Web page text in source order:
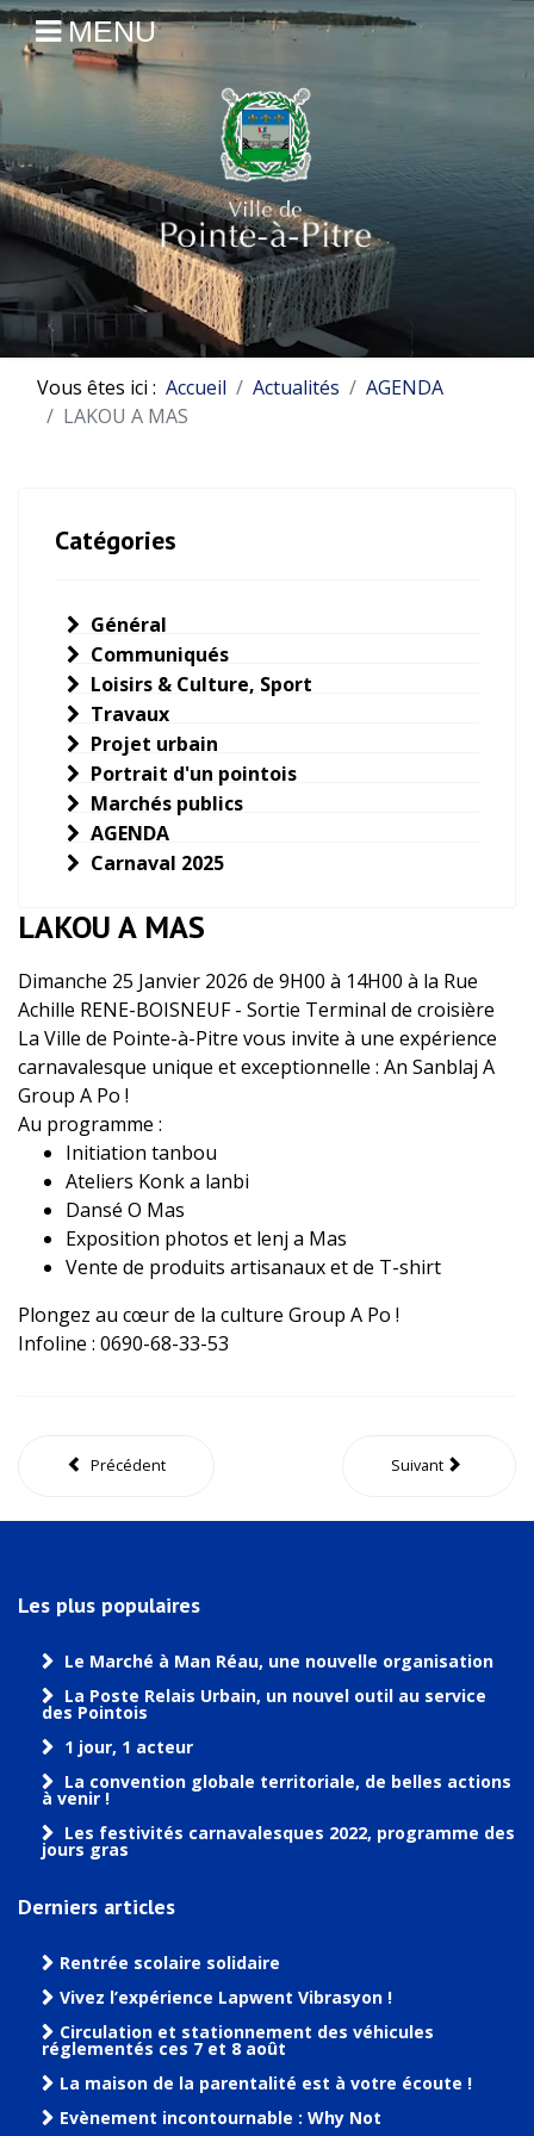
MENU
Vous êtes ici : Accueil Actualités
AGENDA
LAKOU A MAS
Catégories
Général
Communiqués
Loisirs & Culture, Sport
Travaux
Projet urbain
Portrait d'un pointois
Marchés publics
AGENDA
Carnaval 2025
LAKOU A MAS
Dimanche 25 Janvier 2026 de 9H00 à 14H00 à la Rue
Achille RENE-BOISNEUF - Sortie Terminal de croisière
La Ville de Pointe-à-Pitre vous invite à une expérience
carnavalesque unique et exceptionnelle : An Sanblaj A
Group A Po !
Au programme :
Initiation tanbou
Ateliers Konk a lanbi
Dansé O Mas
Exposition photos et lenj a Mas
Vente de produits artisanaux et de T-shirt
Plongez au cœur de la culture Group A Po !
Infoline : 0690-68-33-53
Précédent Suivant
Les plus populaires
Le Marché à Man Réau, une nouvelle organisation
La Poste Relais Urbain, un nouvel outil au service
des Pointois
1 jour, 1 acteur
La convention globale territoriale, de belles actions
à venir !
Les festivités carnavalesques 2022, programme des
jours gras
Derniers articles
Rentrée scolaire solidaire
Vivez l’expérience Lapwent Vibrasyon !
Circulation et stationnement des véhicules
réglementés ces 7 et 8 août
La maison de la parentalité est à votre écoute !
Evènement incontournable : Why Not